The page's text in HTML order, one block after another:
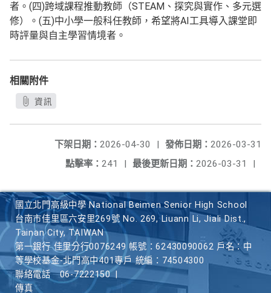
者。(四)跨域課程推動教師（STEAM、探究與實作、多元選
修）。(五)中小學一般科任教師，希望將AI工具導入課堂即
時評量與自主學習情境者。
相關附件
資訊
發佈日期： 2026-03-31
下架日期： 2026-04-30
|
最後更新日期： 2026-03-31 |
點擊率： 241 |
國立北門高級中學 National Beimen Senior High School
台南市佳里區六安里269號 No. 269, Liuann Li, Jiali Dist.,
Tainan City, TAIWAN
第一銀行 佳里分行0076249 帳號：62430090062 戶名：中
等學校基金-北門高中401專戶 統編：74504300
聯絡電話
06-7222150
傳真